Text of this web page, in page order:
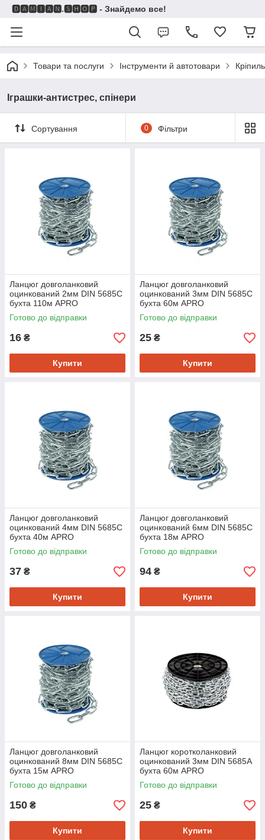
🅳🅰🅼🅸🅰🅽.🆂🅷🅾🅿 - Знайдемо все!
Товари та послуги Інструменти й автотовари
Іграшки-антистрес, спінери
Сортування 0 Фільтри
Ланцюг довголанковий
оцинкований 2мм DIN 5685C
бухта 110м APRO
Готово до відправки
16 ₴
Купити
Ланцюг довголанковий
оцинкований 3мм DIN 5685C
бухта 60м APRO
Готово до відправки
25 ₴
Купити
Ланцюг довголанковий
оцинкований 4мм DIN 5685C
бухта 40м APRO
Готово до відправки
37 ₴
Купити
Ланцюг довголанковий
оцинкований 6мм DIN 5685C
бухта 18м APRO
Готово до відправки
94 ₴
Купити
Ланцюг довголанковий
оцинкований 8мм DIN 5685C
бухта 15м APRO
Готово до відправки
150 ₴
Купити
Ланцюг коротколанковий
оцинкований 3мм DIN 5685A
бухта 60м APRO
Готово до відправки
25 ₴
Купити